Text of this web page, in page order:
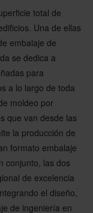
total de
Una de ellas
embalaje de
se dedica a
para
a lo largo de toda
moldeo por
que van desde las
la producción de
formato embalaje
conjunto, las dos
de excelencia
el diseño,
de ingeniería en